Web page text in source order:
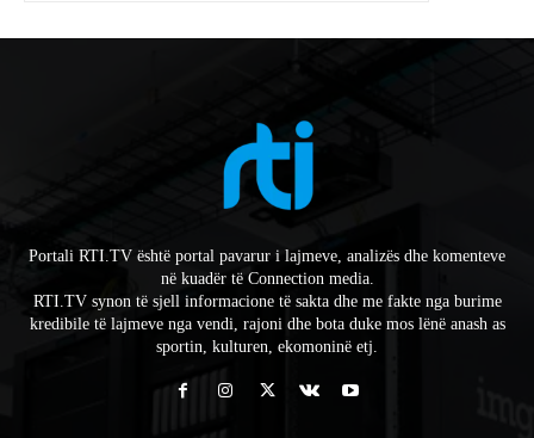
Portali RTI.TV është portal pavarur i lajmeve, analizës dhe komenteve
në kuadër të Connection media.
RTI.TV synon të sjell informacione të sakta dhe me fakte nga burime
kredibile të lajmeve nga vendi, rajoni dhe bota duke mos lënë anash as
sportin, kulturen, ekomoninë etj.